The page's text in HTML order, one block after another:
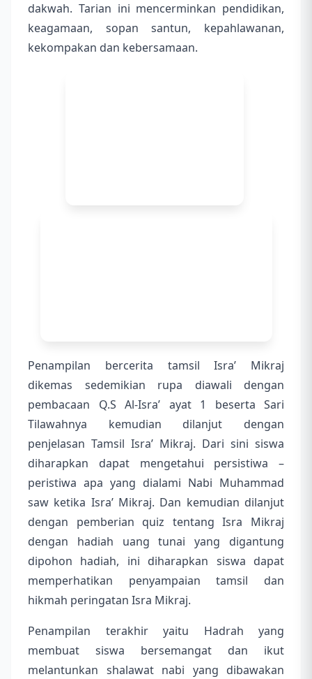
dakwah. Tarian ini mencerminkan pendidikan,
keagamaan, sopan santun, kepahlawanan,
kekompakan dan kebersamaan.
Penampilan bercerita tamsil Isra’ Mikraj
dikemas sedemikian rupa diawali dengan
pembacaan Q.S Al-Isra’ ayat 1 beserta Sari
Tilawahnya kemudian dilanjut dengan
penjelasan Tamsil Isra’ Mikraj. Dari sini siswa
diharapkan dapat mengetahui persistiwa –
peristiwa apa yang dialami Nabi Muhammad
saw ketika Isra’ Mikraj. Dan kemudian dilanjut
dengan pemberian quiz tentang Isra Mikraj
dengan hadiah uang tunai yang digantung
dipohon hadiah, ini diharapkan siswa dapat
memperhatikan penyampaian tamsil dan
hikmah peringatan Isra Mikraj.
Penampilan terakhir yaitu Hadrah yang
membuat siswa bersemangat dan ikut
melantunkan shalawat nabi yang dibawakan